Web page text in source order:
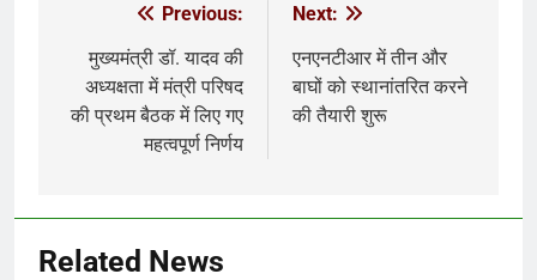
navigation
Previous:
मुख्यमंत्री डॉ. यादव की
अध्यक्षता में मंत्री परिषद
की प्रथम बैठक में लिए गए
महत्वपूर्ण निर्णय
Next:
एनएनटीआर में तीन और
बाघों को स्थानांतरित करने
की तैयारी शुरू
Related News